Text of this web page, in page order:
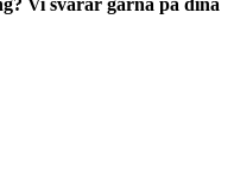
Vi svarar gärna på dina